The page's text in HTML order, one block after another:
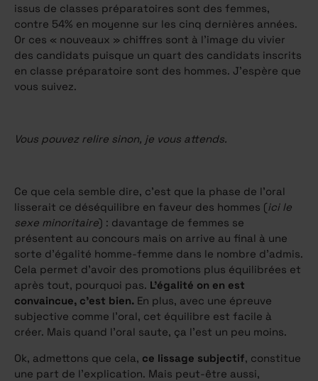
issus de classes préparatoires sont des femmes,
contre 54% en moyenne sur les cinq dernières années.
Or ces « nouveaux » chiffres sont à l’image du vivier
des candidats puisque un quart des candidats inscrits
en classe préparatoire sont des hommes. J’espère que
vous suivez.
Vous pouvez relire sinon, je vous attends.
Ce que cela semble dire, c’est que la phase de l’oral
lisserait ce déséquilibre en faveur des hommes (ici le
sexe minoritaire) : davantage de femmes se
présentent au concours mais on arrive au final à une
sorte d’égalité homme-femme dans le nombre d’admis.
Cela permet d’avoir des promotions plus équilibrées et
après tout, pourquoi pas. L’égalité on en est
convaincue, c’est bien. En plus, avec une épreuve
subjective comme l’oral, cet équilibre est facile à
créer. Mais quand l’oral saute, ça l’est un peu moins.
Ok, admettons que cela, ce lissage subjectif, constitue
une part de l’explication. Mais peut-être aussi,